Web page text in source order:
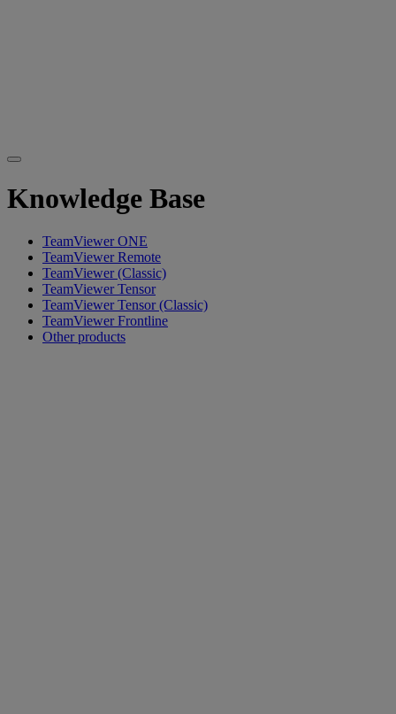
Knowledge Base
TeamViewer ONE
TeamViewer Remote
TeamViewer (Classic)
TeamViewer Tensor
TeamViewer Tensor (Classic)
TeamViewer Frontline
Other products